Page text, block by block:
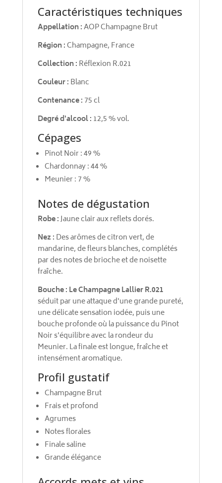
Caractéristiques techniques
Appellation :AOP Champagne Brut
Région :Champagne, France
Collection : Réflexion R.021
Couleur : Blanc
Contenance : 75 cl
Degré d'alcool : 12,5 % vol.
Cépages
Pinot Noir : 49 %
Chardonnay : 44 %
Meunier : 7 %
Notes de dégustation
Robe :Jaune clair aux reflets dorés.
Nez : Des arômes de citron vert, de
mandarine, de fleurs blanches, complétés
par des notes de brioche et de noisette
fraîche.
Bouche : Le Champagne Lallier R.021
séduit par une attaque d'une grande pureté,
une délicate sensation iodée, puis une
bouche profonde où la puissance du Pinot
Noir s'équilibre avec la rondeur du
Meunier. La finale est longue, fraîche et
intensément aromatique.
Profil gustatif
Champagne Brut
Frais et profond
Agrumes
Notes florales
Finale saline
Grande élégance